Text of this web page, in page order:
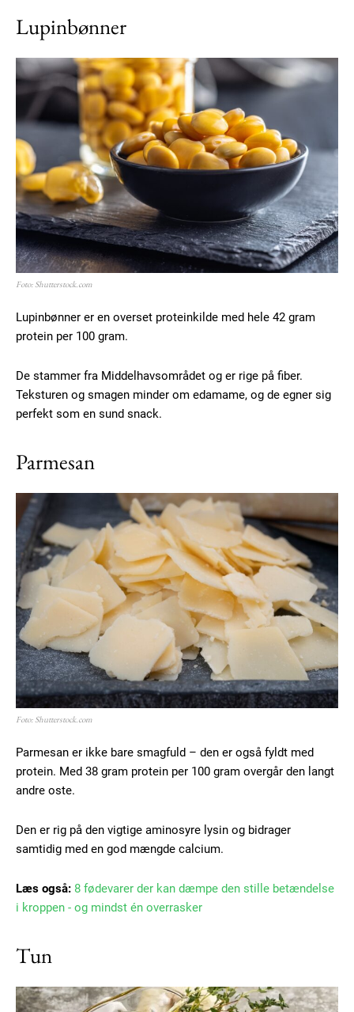
Lupinbønner
Foto: Shutterstock.com
Lupinbønner er en overset proteinkilde med hele 42 gram
protein per 100 gram.
De stammer fra Middelhavsområdet og er rige på fiber.
Teksturen og smagen minder om edamame, og de egner sig
perfekt som en sund snack.
Parmesan
Foto: Shutterstock.com
Parmesan er ikke bare smagfuld – den er også fyldt med
protein. Med 38 gram protein per 100 gram overgår den langt
andre oste.
Den er rig på den vigtige aminosyre lysin og bidrager
samtidig med en god mængde calcium.
Læs også: 8 fødevarer der kan dæmpe den stille betændelse
i kroppen - og mindst én overrasker
Tun